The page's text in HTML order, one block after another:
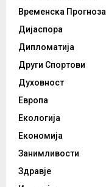
Временска Прогноза
Дијаспора
Дипломатија
Други Спортови
Духовност
Европа
Екологија
Економија
Занимливости
Здравје